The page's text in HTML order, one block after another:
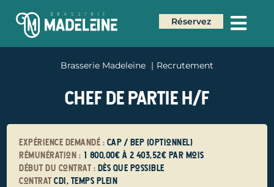
Réservez
Brasserie Madeleine Recrutement
CHEF DE PARTIE H/F
Expérience demandé : CAP / BEP (Optionnel)
Rémunération : 1 800,00€ à 2 403,52€ par mois
Début du contrat : Dès que possible
Contratcdi, Temps plein